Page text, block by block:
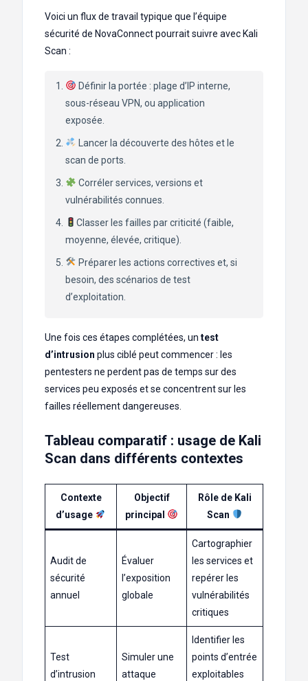
Voici un flux de travail typique que l’équipe
sécurité de NovaConnect pourrait suivre avec Kali
Scan :
Définir la portée : plage d’IP interne,
sous-réseau VPN, ou application
exposée.
Lancer la découverte des hôtes et le
scan de ports.
Corréler services, versions et
vulnérabilités connues.
Classer les failles par criticité (faible,
moyenne, élevée, critique).
Préparer les actions correctives et, si
besoin, des scénarios de test
d’exploitation.
Une fois ces étapes complétées, un test
d’intrusion plus ciblé peut commencer : les
pentesters ne perdent pas de temps sur des
services peu exposés et se concentrent sur les
failles réellement dangereuses.
Tableau comparatif : usage de Kali
Scan dans différents contextes
Contexte
d’usage
Objectif
principal
Rôle de Kali
Scan
Audit de
sécurité
annuel
Évaluer
l’exposition
globale
Cartographier
les services et
repérer les
vulnérabilités
critiques
Test
d’intrusion
Simuler une
attaque
Identifier les
points d’entrée
exploitables